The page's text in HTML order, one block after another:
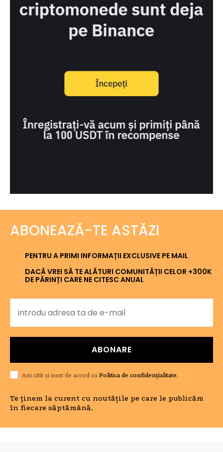
ABONEAZĂ-TE ASTĂZI
PENTRU A PRIMI INFORMAȚII EXCLUSIVE PE MAIL
DACĂ VREI SĂ TE ALĂTURI COMUNITĂȚII CELOR +300K
DE PĂRINȚI CARE NE CITESC ANUAL
ABONARE
Am citit și sunt de acord cu Politica de confidențialitate.
Te ținem la curent cu noutățile pe care le publicăm
în fiecare săptămână.